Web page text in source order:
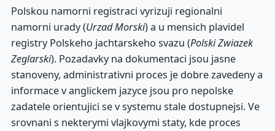
Polskou namorni registraci vyrizuji regionalni
namorni urady (Urzad Morski) a u mensich plavidel
registry Polskeho jachtarskeho svazu (Polski Zwiazek
Zeglarski). Pozadavky na dokumentaci jsou jasne
stanoveny, administrativni proces je dobre zavedeny a
informace v anglickem jazyce jsou pro nepolske
zadatele orientujici se v systemu stale dostupnejsi. Ve
srovnani s nekterymi vlajkovymi staty, kde proces